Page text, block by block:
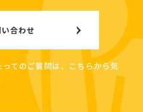
合わせ
てのご質問は、こちらから気